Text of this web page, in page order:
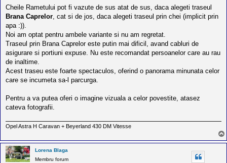
o
t
e
d
i
n
R
o
m
a
n
Cheile Rametului pot fi vazute de sus atat de sus, daca alegeti traseul
Brana Caprelor, cat si de jos, daca alegeti traseul prin chei (implicit prin
apa :)).
Noi am optat pentru ambele variante si nu am regretat.
Traseul prin Brana Caprelor este putin mai dificil, avand cabluri de
asigurare si portiuni expuse. Nu este recomandat persoanelor care au rau
de inaltime.
Acest traseu este foarte spectaculos, oferind o panorama minunata celor
care se incumeta sa-l parcurga.
Pentru a va putea oferi o imagine vizuala a celor povestite, atasez
cateva fotografii.
Opel Astra H Caravan + Beyerland 430 DM Vitesse
Lorena Blaga
Membru forum